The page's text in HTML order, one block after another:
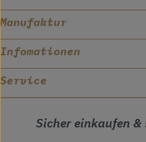
Manufaktur
Infomationen
Service
Sicher einkaufen &